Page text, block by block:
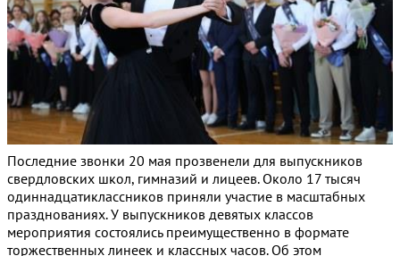
Последние звонки 20 мая прозвенели для выпускников
свердловских школ, гимназий и лицеев. Около 17 тысяч
одиннадцатиклассников приняли участие в масштабных
празднованиях. У выпускников девятых классов
мероприятия состоялись преимущественно в формате
торжественных линеек и классных часов. Об этом